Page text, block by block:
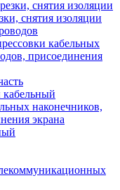
снятия изоляции
кабельных
присоединения
кабельный
наконечников,
экрана